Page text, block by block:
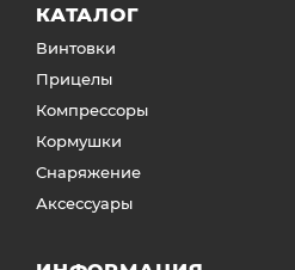
КАТАЛОГ
Винтовки
Прицелы
Компрессоры
Кормушки
Снаряжение
Аксессуары